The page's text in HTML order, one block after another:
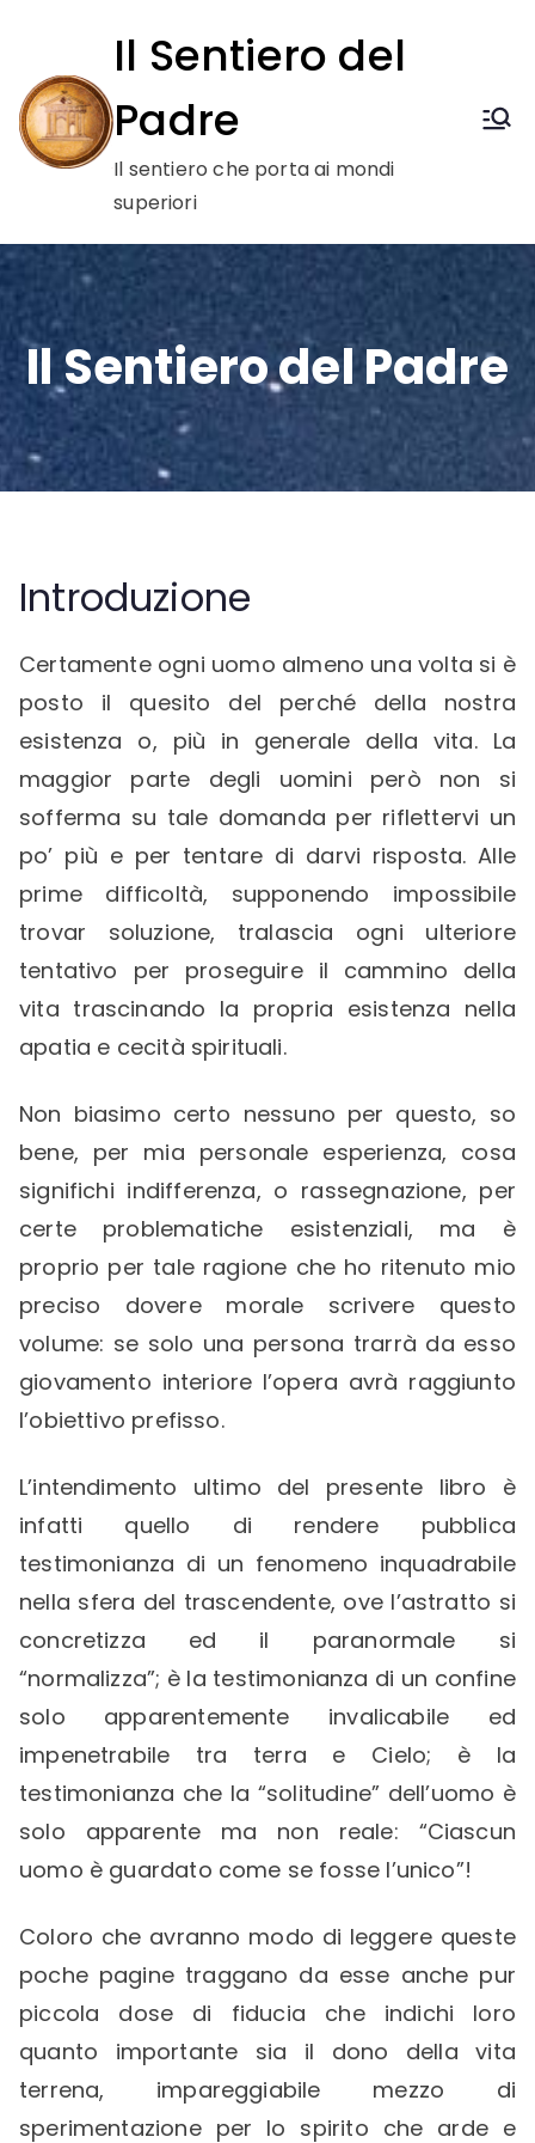
contenuto
Il Sentiero del
Padre
Il sentiero che porta ai mondi
superiori
Il Sentiero del Padre
Introduzione
Certamente ogni uomo almeno una volta si è
posto il quesito del perché della nostra
esistenza o, più in generale della vita. La
maggior parte degli uomini però non si
sofferma su tale domanda per riflettervi un
po’ più e per tentare di darvi risposta. Alle
prime difficoltà, supponendo impossibile
trovar soluzione, tralascia ogni ulteriore
tentativo per proseguire il cammino della
vita trascinando la propria esistenza nella
apatia e cecità spirituali.
Non biasimo certo nessuno per questo, so
bene, per mia personale esperienza, cosa
significhi indifferenza, o rassegnazione, per
certe problematiche esistenziali, ma è
proprio per tale ragione che ho ritenuto mio
preciso dovere morale scrivere questo
volume: se solo una persona trarrà da esso
giovamento interiore l’opera avrà raggiunto
l’obiettivo prefisso.
L’intendimento ultimo del presente libro è
infatti quello di rendere pubblica
testimonianza di un fenomeno inquadrabile
nella sfera del trascendente, ove l’astratto si
concretizza ed il paranormale si
“normalizza”; è la testimonianza di un confine
solo apparentemente invalicabile ed
impenetrabile tra terra e Cielo; è la
testimonianza che la “solitudine” dell’uomo è
solo apparente ma non reale: “Ciascun
uomo è guardato come se fosse l’unico”!
Coloro che avranno modo di leggere queste
poche pagine traggano da esse anche pur
piccola dose di fiducia che indichi loro
quanto importante sia il dono della vita
terrena, impareggiabile mezzo di
sperimentazione per lo spirito che arde e